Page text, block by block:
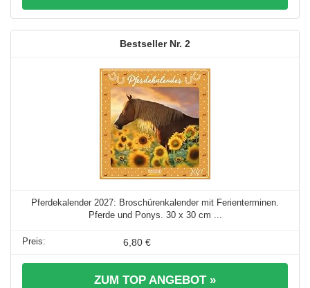
2
Pferdekalender 2027: Broschürenkalender mit Ferienterminen.
Pferde und Ponys. 30 x 30 cm ...
6,80 €
ZUM TOP ANGEBOT »